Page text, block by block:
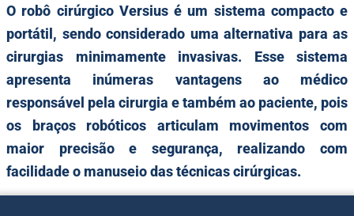
O robô cirúrgico Versius é um sistema compacto e
portátil, sendo considerado uma alternativa para as
cirurgias minimamente invasivas. Esse sistema
apresenta inúmeras vantagens ao médico
responsável pela cirurgia e também ao paciente, pois
os braços robóticos articulam movimentos com
maior precisão e segurança, realizando com
facilidade o manuseio das técnicas cirúrgicas.